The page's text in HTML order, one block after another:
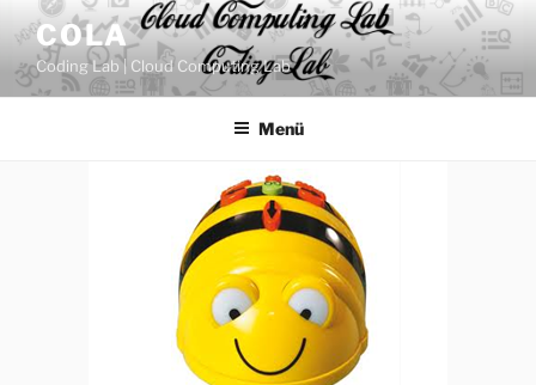
Inhalt
springen
COLA
Coding Lab | Cloud Computing Lab
Menü